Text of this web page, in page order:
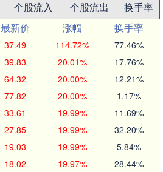
个股流入 个股流出
换手率
最新价 涨幅
换手率
37.49 114.72% 77.46%
39.83 20.01% 17.76%
64.32 20.00% 12.21%
77.82 20.00% 1.17%
33.61 19.99% 11.69%
27.85 19.99% 32.20%
19.03 19.99% 5.84%
18.02 19.97% 28.44%